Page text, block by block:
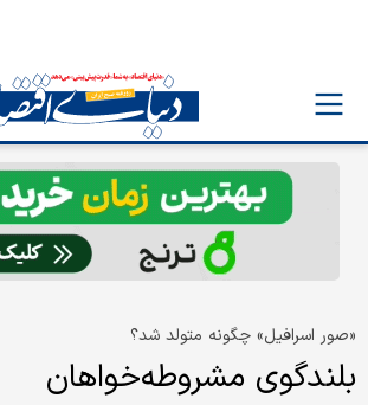
«صور اسرافیل» چگونه متولد شد؟
بلندگوی مشروطه‌خواهان